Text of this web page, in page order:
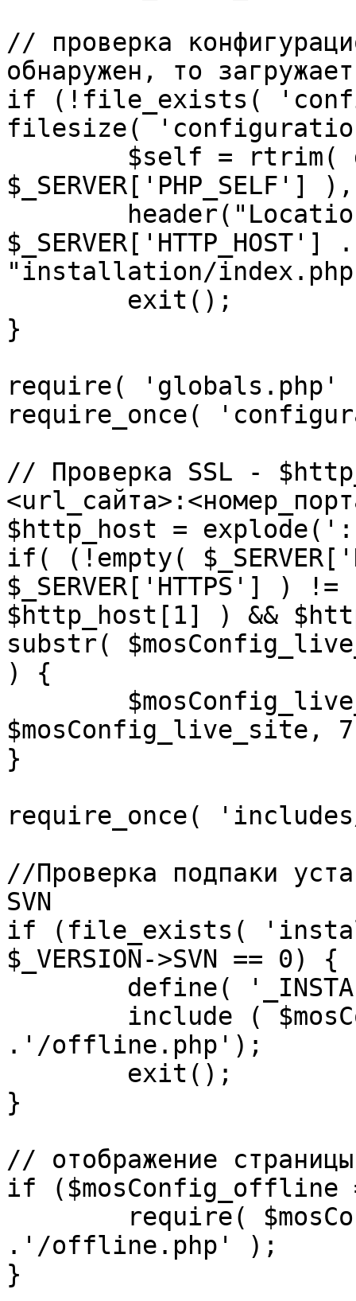
// проверка
обнаружен, то
if (!file_exists(
filesize(
"installation/
}
require(
require_once(
// Проверка SSL -
$http_host = explode(':',
if( (!empty(
$_SERVER['HTTPS']
$http_host[1] ) &&
substr(
) {
$mosConfig_live_site,
}
require_once(
//Проверка подпаки
SVN
if (file_exists(
$_VERSION->SVN == 0) {
.'/offline.php');
}
// отображение
if ($mosConfig_offline
.'/offline.php' );
}